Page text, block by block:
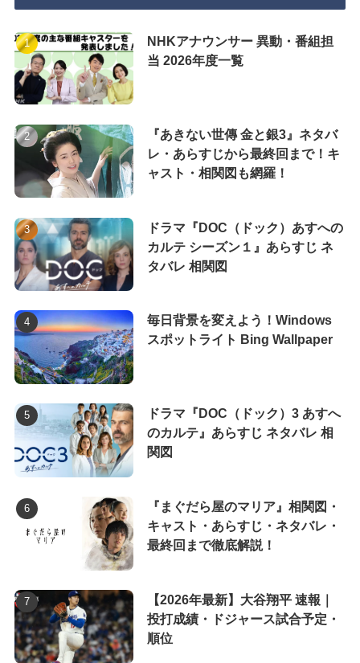
NHKアナウンサー 異動・番組担
当 2026年度一覧
『あきない世傳 金と銀3』ネタバ
レ・あらすじから最終回まで！キ
ャスト・相関図も網羅！
ドラマ『DOC（ドック）あすへの
カルテ シーズン１』あらすじ ネ
タバレ 相関図
毎日背景を変えよう！Windows
スポットライト Bing Wallpaper
ドラマ『DOC（ドック）3 あすへ
のカルテ』あらすじ ネタバレ 相
関図
『まぐだら屋のマリア』相関図・
キャスト・あらすじ・ネタバレ・
最終回まで徹底解説！
【2026年最新】大谷翔平 速報｜
投打成績・ドジャース試合予定・
順位